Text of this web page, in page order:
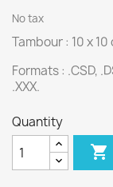
No tax
Tambour : 10 x 10
Formats : .CSD,
.XXX.
Quantity
